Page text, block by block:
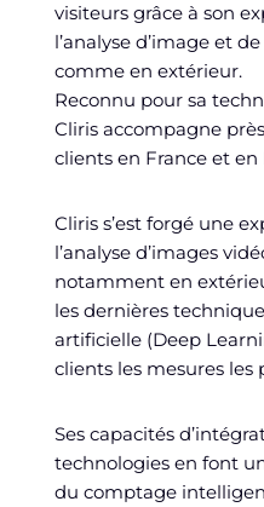
visiteurs grâce à son
l’analyse d’image et
comme en extérieur.
Reconnu pour sa
Cliris accompagne
clients en France et en
Cliris s’est forgé une
l’analyse d’images
notamment en
les dernières
artificielle (Deep
clients les mesures les
Ses capacités
technologies en font
du comptage